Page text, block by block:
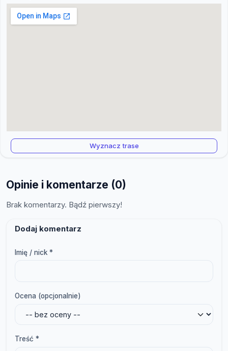
Wyznacz trase
Opinie i komentarze (0)
Brak komentarzy. Bądź pierwszy!
Dodaj komentarz
Imię / nick *
Ocena (opcjonalnie)
Treść *